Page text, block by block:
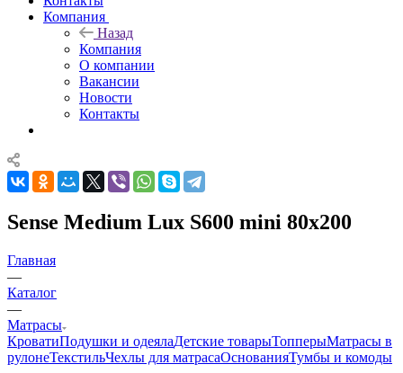
Компания
Назад
Компания
О компании
Вакансии
Новости
Контакты
Sense Medium Lux S600 mini 80x200
Главная
—
Каталог
—
Матрасы
КроватиПодушки и одеялаДетские товарыТопперыМатрасы в
рулонеТекстильЧехлы для матрасаОснованияТумбы и комоды